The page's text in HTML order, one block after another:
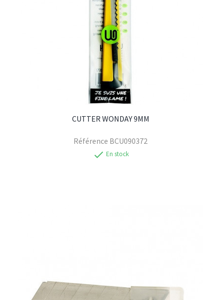
CUTTER WONDAY 9MM
Référence BCU090372
check En stock